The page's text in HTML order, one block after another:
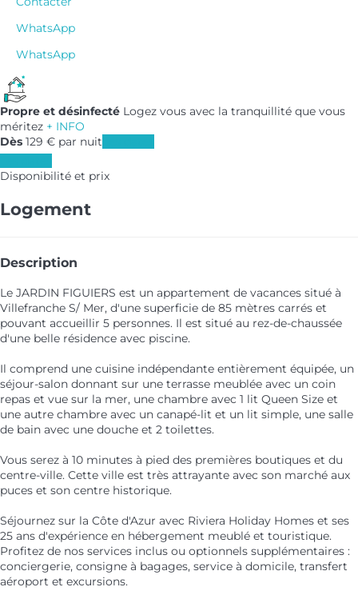
WhatsApp
WhatsApp
Propre et désinfecté Logez vous avec la tranquillité que vous
méritez + INFO
Dès 129 € par nuit
Disponibilité et prix
Logement
Description
Le JARDIN FIGUIERS est un appartement de vacances situé à
Villefranche S/ Mer, d'une superficie de 85 mètres carrés et
pouvant accueillir 5 personnes. Il est situé au rez-de-chaussée
d'une belle résidence avec piscine.
Il comprend une cuisine indépendante entièrement équipée, un
séjour-salon donnant sur une terrasse meublée avec un coin
repas et vue sur la mer, une chambre avec 1 lit Queen Size et
une autre chambre avec un canapé-lit et un lit simple, une salle
de bain avec une douche et 2 toilettes.
Vous serez à 10 minutes à pied des premières boutiques et du
centre-ville. Cette ville est très attrayante avec son marché aux
puces et son centre historique.
Séjournez sur la Côte d'Azur avec Riviera Holiday Homes et ses
25 ans d'expérience en hébergement meublé et touristique.
Profitez de nos services inclus ou optionnels supplémentaires :
conciergerie, consigne à bagages, service à domicile, transfert
aéroport et excursions.